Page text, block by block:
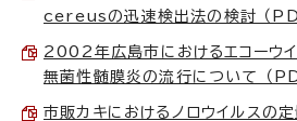
cereusの迅速検出法の検討 （
2002年広島市におけるエコーウ
無菌性髄膜炎の流行について （
市販カキにおけるノロウイルスの